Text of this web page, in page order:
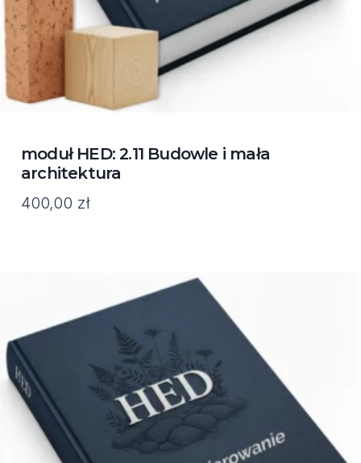
moduł HED: 2.11 Budowle i mała
architektura
400,00 zł